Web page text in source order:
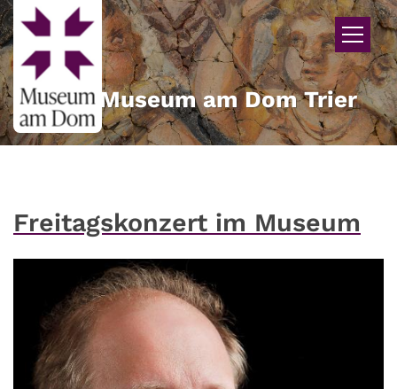
Zum Inhalt springen
Museum am Dom Trier
Freitagskonzert im Museum